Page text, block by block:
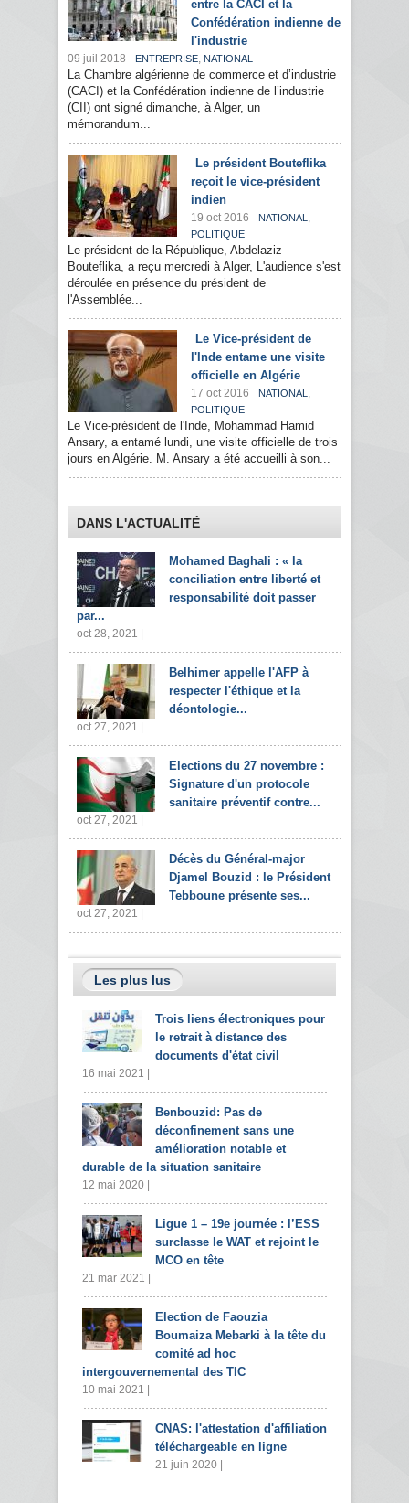
entre la CACI et la
Confédération indienne de
l'industrie
09 juil 2018 ENTREPRISE, NATIONAL
La Chambre algérienne de commerce et d’industrie
(CACI) et la Confédération indienne de l’industrie
(CII) ont signé dimanche, à Alger, un
mémorandum...
Le président Bouteflika
reçoit le vice-président
indien
19 oct 2016 NATIONAL ,
POLITIQUE
Le président de la République, Abdelaziz
Bouteflika, a reçu mercredi à Alger, L'audience s'est
déroulée en présence du président de
l'Assemblée...
Le Vice-président de
l'Inde entame une visite
officielle en Algérie
17 oct 2016 NATIONAL ,
POLITIQUE
Le Vice-président de l'Inde, Mohammad Hamid
Ansary, a entamé lundi, une visite officielle de trois
jours en Algérie. M. Ansary a été accueilli à son...
DANS L'ACTUALITÉ
Mohamed Baghali : « la
conciliation entre liberté et
responsabilité doit passer
par...
oct 28, 2021 |
Belhimer appelle l'AFP à
respecter l'éthique et la
déontologie...
oct 27, 2021 |
Elections du 27 novembre :
Signature d'un protocole
sanitaire préventif contre...
oct 27, 2021 |
Décès du Général-major
Djamel Bouzid : le Président
Tebboune présente ses...
oct 27, 2021 |
Les plus lus
Trois liens électroniques pour
le retrait à distance des
documents d'état civil
16 mai 2021 |
Benbouzid: Pas de
déconfinement sans une
amélioration notable et
durable de la situation sanitaire
12 mai 2020 |
Ligue 1 – 19e journée : l’ESS
surclasse le WAT et rejoint le
MCO en tête
21 mar 2021 |
Election de Faouzia
Boumaiza Mebarki à la tête du
comité ad hoc
intergouvernemental des TIC
10 mai 2021 |
CNAS: l'attestation d'affiliation
téléchargeable en ligne
21 juin 2020 |